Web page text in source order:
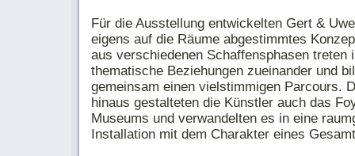
Für die Ausstellung entwickelten Gert &
eigens auf die Räume abgestimmtes
aus verschiedenen Schaffensphasen treten
thematische Beziehungen zueinander und
gemeinsam einen vielstimmigen Parcours.
hinaus gestalteten die Künstler auch das
Museums und verwandelten es in eine
Installation mit dem Charakter eines